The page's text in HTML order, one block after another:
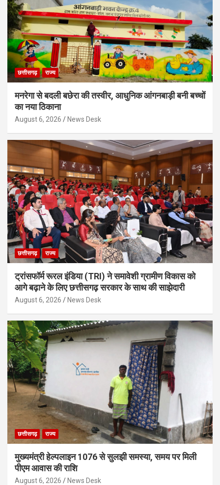
छत्तीसगढ़ राज्य
मनरेगा से बदली बछेरा की तस्वीर, आधुनिक आंगनबाड़ी बनी बच्चों
का नया ठिकाना
August 6, 2026 News Desk
छत्तीसगढ़ राज्य
ट्रांसफॉर्म रूरल इंडिया (TRI) ने समावेशी ग्रामीण विकास को
आगे बढ़ाने के लिए छत्तीसगढ़ सरकार के साथ की साझेदारी
August 6, 2026 News Desk
छत्तीसगढ़ राज्य
मुख्यमंत्री हेल्पलाइन 1076 से सुलझी समस्या, समय पर मिली
पीएम आवास की राशि
August 6, 2026 News Desk